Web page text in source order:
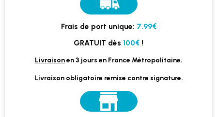
Frais de port unique: 7.99€
GRATUIT dès 100€ !
Livraisonen 3 jours en France Métropolitaine.
Livraison obligatoire remise contre signature.